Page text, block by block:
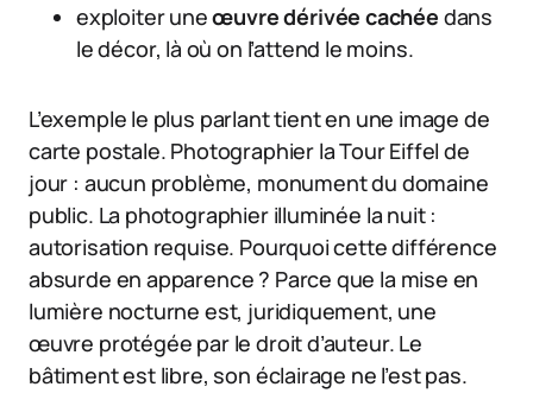
exploiter uneœuvre dérivée cachée dans
le décor, là où on l’attend le moins.
L’exemple le plus parlant tient en une image de
carte postale. Photographier la Tour Eiffel de
jour : aucun problème, monument du domaine
public. La photographier illuminée la nuit :
autorisation requise. Pourquoi cette différence
absurde en apparence ? Parce que la mise en
lumière nocturne est, juridiquement, une
œuvre protégée par le droit d’auteur. Le
bâtiment est libre, son éclairage ne l’est pas.